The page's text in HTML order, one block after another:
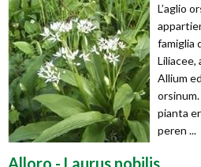
L’aglio
famiglia
Liliacee,
Allium
orsinum.
pianta
peren ...
Alloro - Laurus nobilis